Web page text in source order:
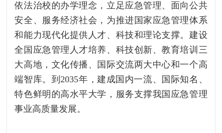
依法治校的办学理念，立足应急管理、面向公共
安全、服务经济社会，为推进国家应急管理体系
和能力现代化提供人才、科技和理论支撑。建设
全国应急管理人才培养、科技创新、教育培训三
大高地，文化传播、国际交流两大中心和一个高
端智库。到2035年，建成国内一流、国际知名、
特色鲜明的高水平大学，服务支撑我国应急管理
事业高质量发展。